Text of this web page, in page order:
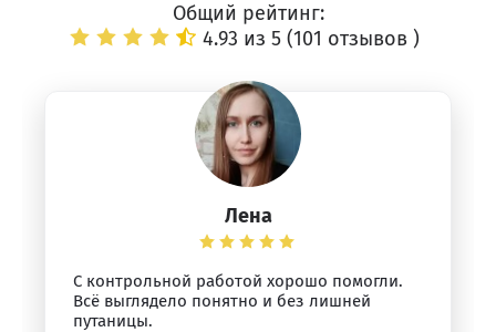
Общий рейтинг:
4.93 из 5 (101 отзывов )
Лена
С контрольной работой хорошо помогли.
Всё выглядело понятно и без лишней
путаницы.